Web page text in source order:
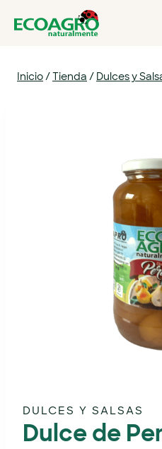
Inicio/Tienda / Dulces y
DULCES Y SALSAS
Dulce de